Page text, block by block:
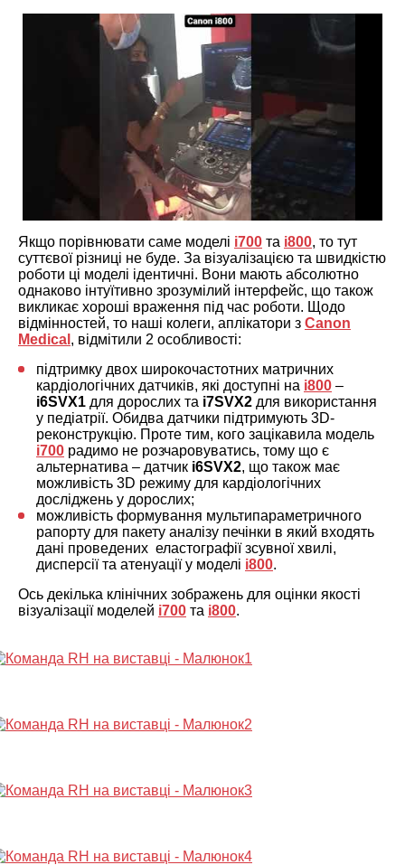
Якщо порівнювати саме моделі і700 та і800, то тут
суттєвої різниці не буде. За візуалізацією та швидкістю
роботи ці моделі ідентичні. Вони мають абсолютно
однаково інтуїтивно зрозумілий інтерфейс, що також
викликає хороші враження під час роботи. Щодо
відмінностей, то наші колеги, аплікатори з Canon
Medical , відмітили 2 особливості:
підтримку двох широкочастотних матричних
кардіологічних датчиків, які доступні на і800 –
i6SVX1 для дорослих та i7SVX2 для використання
у педіатрії. Обидва датчики підтримують 3D-
реконструкцію. Проте тим, кого зацікавила модель
і700 радимо не розчаровуватись, тому що є
альтернатива – датчик і6SVX2, що також має
можливість 3D режиму для кардіологічних
досліджень у дорослих;
можливість формування мультипараметричного
рапорту для пакету аналізу печінки в який входять
дані проведених еластографії зсувної хвилі,
дисперсії та атенуації у моделі і800.
Ось декілька клінічних зображень для оцінки якості
візуалізації моделей i700 та i800.